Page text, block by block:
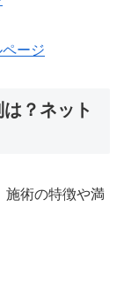
ージ
？ネット
施術の特徴や満